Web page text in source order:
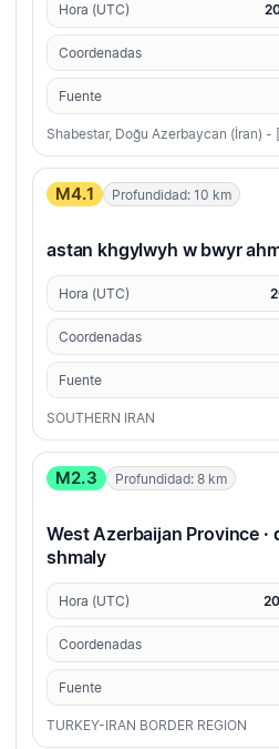
Hora (UTC)
Coordenadas
Fuente
Shabestar, Doğu Azerbaycan (İran) -
M4.1 Profundidad: 10 km
astan khgylwyh w bwyr
Hora (UTC)
Coordenadas
Fuente
SOUTHERN IRAN
M2.3 Profundidad: 8 km
West Azerbaijan Province
shmaly
Hora (UTC)
Coordenadas
Fuente
TURKEY-IRAN BORDER REGION